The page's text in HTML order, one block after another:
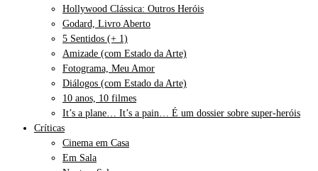
Hollywood Clássica: Outros Heróis
Godard, Livro Aberto
5 Sentidos (+ 1)
Amizade (com Estado da Arte)
Fotograma, Meu Amor
Diálogos (com Estado da Arte)
10 anos, 10 filmes
It’s a plane… It’s a pain… É um dossier sobre super-heróis
Críticas
Cinema em Casa
Em Sala